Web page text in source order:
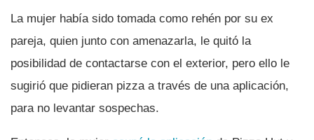
La mujer habí­a sido tomada como rehén por su ex
pareja, quien junto con amenazarla, le quitó la
posibilidad de contactarse con el exterior, pero ello le
sugirió que pidieran pizza a través de una aplicación,
para no levantar sospechas.